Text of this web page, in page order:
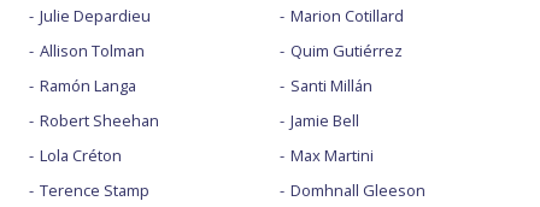
Julie Depardieu
Allison Tolman
Ramón Langa
Robert Sheehan
Lola Créton
Terence Stamp
Marion Cotillard
Quim Gutiérrez
Santi Millán
Jamie Bell
Max Martini
Domhnall Gleeson